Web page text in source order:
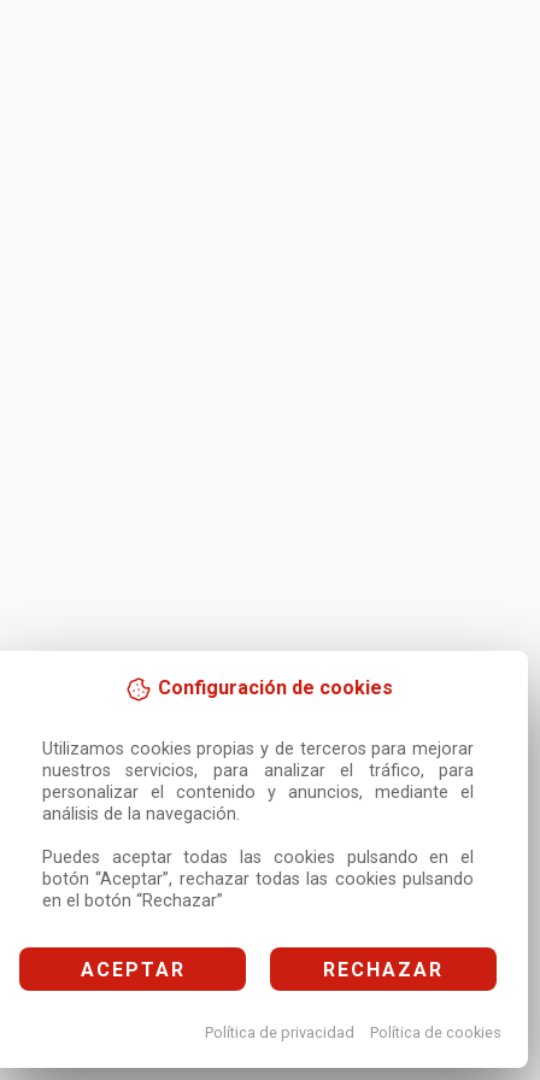
Configuración de cookies
Utilizamos cookies propias y de terceros para mejorar
nuestros servicios, para analizar el tráfico, para
personalizar el contenido y anuncios, mediante el
análisis de la navegación.
Puedes aceptar todas las cookies pulsando en el
botón “Aceptar”, rechazar todas las cookies pulsando
en el botón “Rechazar”
ACEPTAR RECHAZAR
Política de privacidad Política de cookies